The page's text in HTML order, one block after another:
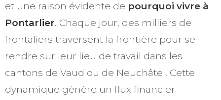
et une raison évidente de pourquoi vivre à
Pontarlier. Chaque jour, des milliers de
frontaliers traversent la frontière pour se
rendre sur leur lieu de travail dans les
cantons de Vaud ou de Neuchâtel. Cette
dynamique génère un flux financier